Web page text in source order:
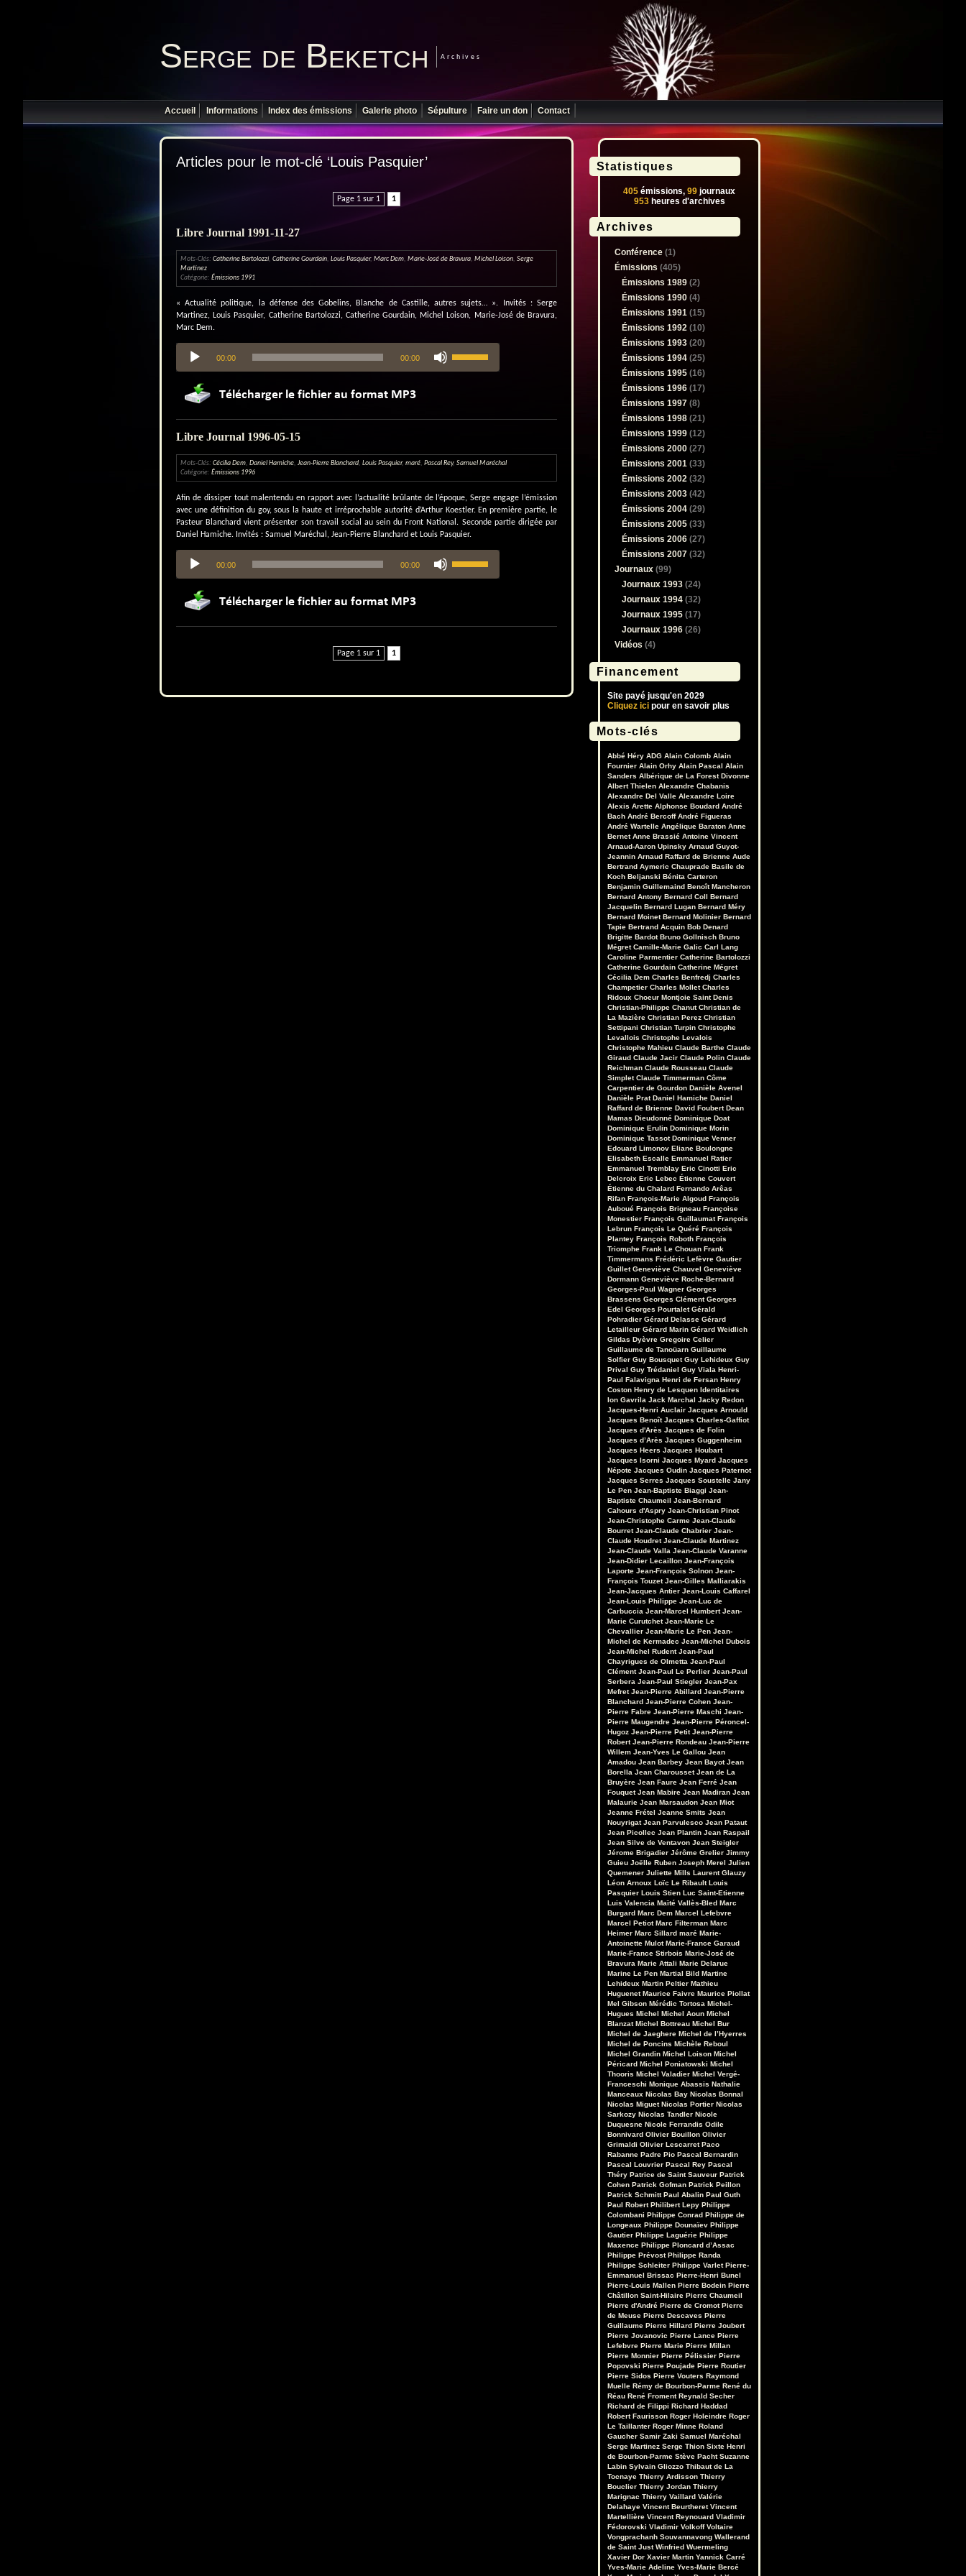
Serge de Beketch Archives
Accueil Informations Index des émissions Galerie photo Sépulture Faire un don Contact
Articles pour le mot-clé ‘Louis Pasquier’
Page 1 sur 1 1
Libre Journal 1991-11-27
Mots-Clés: Catherine Bartolozzi, Catherine Gourdain, Louis Pasquier, Marc Dem, Marie-José de Bravura, Michel Loison, Serge
Martinez
Catégorie: Émissions 1991
« Actualité politique, la défense des Gobelins, Blanche de Castille, autres sujets… ». Invités : Serge
Martinez, Louis Pasquier, Catherine Bartolozzi, Catherine Gourdain, Michel Loison, Marie-José de Bravura,
Marc Dem.
Lecteur
audio
00:00 00:00
les
flèches
ou
volume.
Libre Journal 1996-05-15
Mots-Clés: Cécilia Dem, Daniel Hamiche, Jean-Pierre Blanchard, Louis Pasquier, maré, Pascal Rey, Samuel Maréchal
Catégorie: Émissions 1996
Afin de dissiper tout malentendu en rapport avec l’actualité brûlante de l’époque, Serge engage l’émission
avec une définition du goy, sous la haute et irréprochable autorité d’Arthur Koestler. En première partie, le
Pasteur Blanchard vient présenter son travail social au sein du Front National. Seconde partie dirigée par
Daniel Hamiche. Invités : Samuel Maréchal, Jean-Pierre Blanchard et Louis Pasquier.
audio
00:00 00:00
les
flèches
ou
Page 1 sur 1 1
Statistiques
405 émissions, 99 journaux
953heures d'archives
Archives
Conférence (1)
Émissions (405)
Émissions 1989 (2)
Émissions 1990 (4)
Émissions 1991 (15)
Émissions 1992 (10)
Émissions 1993 (20)
Émissions 1994 (25)
Émissions 1995 (16)
Émissions 1996 (17)
Émissions 1997 (8)
Émissions 1998 (21)
Émissions 1999 (12)
Émissions 2000 (27)
Émissions 2001 (33)
Émissions 2002 (32)
Émissions 2003 (42)
Émissions 2004 (29)
Émissions 2005 (33)
Émissions 2006 (27)
Émissions 2007 (32)
Journaux (99)
Journaux 1993 (24)
Journaux 1994 (32)
Journaux 1995 (17)
Journaux 1996 (26)
Vidéos (4)
Financement
Site payé jusqu'en 2029
Cliquez ici pour en savoir plus
Mots-clés
Abbé Héry ADG Alain Colomb Alain
Fournier Alain Orhy Alain Pascal Alain
Sanders Albérique de La Forest Divonne
Albert Thielen Alexandre Chabanis
Alexandre Del Valle Alexandre Loire
Alexis Arette Alphonse Boudard André
Bach André Bercoff André Figueras
André Wartelle Angélique Baraton Anne
Bernet Anne Brassié Antoine Vincent
Arnaud-Aaron Upinsky Arnaud Guyot-
Jeannin Arnaud Raffard de Brienne Aude
Bertrand Aymeric Chauprade Basile de
Koch Beljanski Bénita Carteron
Benjamin Guillemaind Benoît Mancheron
Bernard Antony Bernard Coll Bernard
Jacquelin Bernard Lugan Bernard Méry
Bernard Moinet Bernard Molinier Bernard
Tapie Bertrand Acquin Bob Denard
Brigitte Bardot Bruno Gollnisch Bruno
Mégret Camille-Marie Galic Carl Lang
Caroline Parmentier Catherine Bartolozzi
Catherine Gourdain Catherine Mégret
Cécilia Dem Charles Benfredj Charles
Champetier Charles Mollet Charles
Ridoux Choeur Montjoie Saint Denis
Christian-Philippe Chanut Christian de
La Mazière Christian Perez Christian
Settipani Christian Turpin Christophe
Levallois Christophe Levalois
Christophe Mahieu Claude Barthe Claude
Giraud Claude Jacir Claude Polin Claude
Reichman Claude Rousseau Claude
Simplet Claude Timmerman Côme
Carpentier de Gourdon Danièle Avenel
Danièle Prat Daniel Hamiche Daniel
Raffard de Brienne David Foubert Dean
Mamas Dieudonné Dominique Doat
Dominique Erulin Dominique Morin
Dominique Tassot Dominique Venner
Edouard Limonov Eliane Boulongne
Elisabeth Escalle Emmanuel Ratier
Emmanuel Tremblay Eric Cinotti Eric
Delcroix Eric Lebec Étienne Couvert
Étienne du Chalard Fernando Arêas
Rifan François-Marie Algoud François
Auboué François Brigneau Françoise
Monestier François Guillaumat François
Lebrun François Le Quéré François
Plantey François Roboth François
Triomphe Frank Le Chouan Frank
Timmermans Frédéric Lefèvre Gautier
Guillet Geneviève Chauvel Geneviève
Dormann Geneviève Roche-Bernard
Georges-Paul Wagner Georges
Brassens Georges Clément Georges
Edel Georges Pourtalet Gérald
Pohradier Gérard Delasse Gérard
Letailleur Gérard Marin Gérard Weidlich
Gildas Dyèvre Gregoire Celier
Guillaume de Tanoüarn Guillaume
Solfier Guy Bousquet Guy Lehideux Guy
Prival Guy Trédaniel Guy Viala Henri-
Paul Falavigna Henri de Fersan Henry
Coston Henry de Lesquen Identitaires
Ion Gavrila Jack Marchal Jacky Redon
Jacques-Henri Auclair Jacques Arnould
Jacques Benoît Jacques Charles-Gaffiot
Jacques d'Arès Jacques de Folin
Jacques d’Arès Jacques Guggenheim
Jacques Heers Jacques Houbart
Jacques Isorni Jacques Myard Jacques
Népote Jacques Oudin Jacques Paternot
Jacques Serres Jacques Soustelle Jany
Le Pen Jean-Baptiste Biaggi Jean-
Baptiste Chaumeil Jean-Bernard
Cahours d'Aspry Jean-Christian Pinot
Jean-Christophe Carme Jean-Claude
Bourret Jean-Claude Chabrier Jean-
Claude Houdret Jean-Claude Martinez
Jean-Claude Valla Jean-Claude Varanne
Jean-Didier Lecaillon Jean-François
Laporte Jean-François Solnon Jean-
François Touzet Jean-Gilles Malliarakis
Jean-Jacques Antier Jean-Louis Caffarel
Jean-Louis Philippe Jean-Luc de
Carbuccia Jean-Marcel Humbert Jean-
Marie Curutchet Jean-Marie Le
Chevallier Jean-Marie Le Pen Jean-
Michel de Kermadec Jean-Michel Dubois
Jean-Michel Rudent Jean-Paul
Chayrigues de Olmetta Jean-Paul
Clément Jean-Paul Le Perlier Jean-Paul
Serbera Jean-Paul Stiegler Jean-Pax
Mefret Jean-Pierre Abillard Jean-Pierre
Blanchard Jean-Pierre Cohen Jean-
Pierre Fabre Jean-Pierre Maschi Jean-
Pierre Maugendre Jean-Pierre Péroncel-
Hugoz Jean-Pierre Petit Jean-Pierre
Robert Jean-Pierre Rondeau Jean-Pierre
Willem Jean-Yves Le Gallou Jean
Amadou Jean Barbey Jean Bayot Jean
Borella Jean Charousset Jean de La
Bruyère Jean Faure Jean Ferré Jean
Fouquet Jean Mabire Jean Madiran Jean
Malaurie Jean Marsaudon Jean Miot
Jeanne Frétel Jeanne Smits Jean
Nouyrigat Jean Parvulesco Jean Pataut
Jean Picollec Jean Plantin Jean Raspail
Jean Silve de Ventavon Jean Steigler
Jérome Brigadier Jérôme Grelier Jimmy
Guieu Joëlle Ruben Joseph Merel Julien
Quemener Juliette Mills Laurent Glauzy
Léon Arnoux Loïc Le Ribault Louis
Pasquier Louis Stien Luc Saint-Etienne
Luis Valencia Maïté Vallès-Bled Marc
Burgard Marc Dem Marcel Lefebvre
Marcel Petiot Marc Filterman Marc
Heimer Marc Sillard maré Marie-
Antoinette Mulot Marie-France Garaud
Marie-France Stirbois Marie-José de
Bravura Marie Attali Marie Delarue
Marine Le Pen Martial Bild Martine
Lehideux Martin Peltier Mathieu
Huguenet Maurice Faivre Maurice Piollat
Mel Gibson Mérédic Tortosa Michel-
Hugues Michel Michel Aoun Michel
Blanzat Michel Bottreau Michel Bur
Michel de Jaeghere Michel de l’Hyerres
Michel de Poncins Michèle Reboul
Michel Grandin Michel Loison Michel
Péricard Michel Poniatowski Michel
Thooris Michel Valadier Michel Vergé-
Franceschi Monique Abassis Nathalie
Manceaux Nicolas Bay Nicolas Bonnal
Nicolas Miguet Nicolas Portier Nicolas
Sarkozy Nicolas Tandler Nicole
Duquesne Nicole Ferrandis Odile
Bonnivard Olivier Bouillon Olivier
Grimaldi Olivier Lescarret Paco
Rabanne Padre Pio Pascal Bernardin
Pascal Louvrier Pascal Rey Pascal
Théry Patrice de Saint Sauveur Patrick
Cohen Patrick Gofman Patrick Peillon
Patrick Schmitt Paul Abalin Paul Guth
Paul Robert Philibert Lepy Philippe
Colombani Philippe Conrad Philippe de
Longeaux Philippe Dounaïev Philippe
Gautier Philippe Laguérie Philippe
Maxence Philippe Ploncard d’Assac
Philippe Prévost Philippe Randa
Philippe Schleiter Philippe Varlet Pierre-
Emmanuel Brissac Pierre-Henri Bunel
Pierre-Louis Mallen Pierre Bodein Pierre
Châtillon Saint-Hilaire Pierre Chaumeil
Pierre d'André Pierre de Cromot Pierre
de Meuse Pierre Descaves Pierre
Guillaume Pierre Hillard Pierre Joubert
Pierre Jovanovic Pierre Lance Pierre
Lefebvre Pierre Marie Pierre Millan
Pierre Monnier Pierre Pélissier Pierre
Popovski Pierre Poujade Pierre Routier
Pierre Sidos Pierre Vouters Raymond
Muelle Rémy de Bourbon-Parme René du
Réau René Froment Reynald Secher
Richard de Filippi Richard Haddad
Robert Faurisson Roger Holeindre Roger
Le Taillanter Roger Minne Roland
Gaucher Samir Zaki Samuel Maréchal
Serge Martinez Serge Thion Sixte Henri
de Bourbon-Parme Stève Pacht Suzanne
Labin Sylvain Gliozzo Thibaut de La
Tocnaye Thierry Ardisson Thierry
Bouclier Thierry Jordan Thierry
Marignac Thierry Vaillard Valérie
Delahaye Vincent Beurtheret Vincent
Martellière Vincent Reynouard Vladimir
Fédorovski Vladimir Volkoff Voltaire
Vongprachanh Souvannavong Wallerand
de Saint Just Winfried Wuermeling
Xavier Dor Xavier Martin Yannick Carré
Yves-Marie Adeline Yves-Marie Bercé